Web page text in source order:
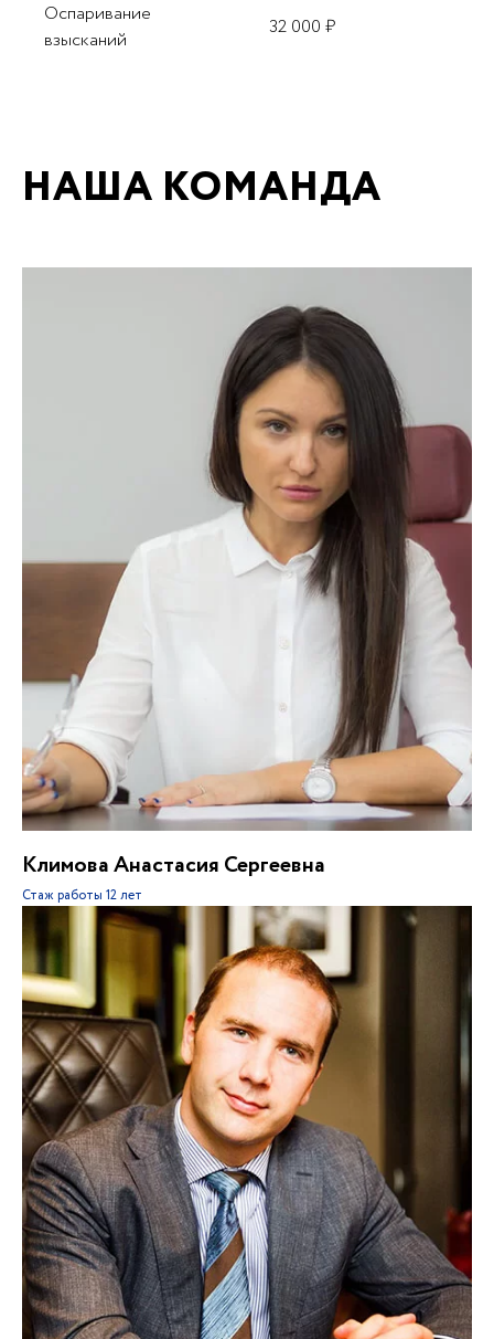
Оспаривание
взысканий
32 000 ₽
НАША КОМАНДА
Климова Анастасия Сергеевна
Стаж работы 12 лет